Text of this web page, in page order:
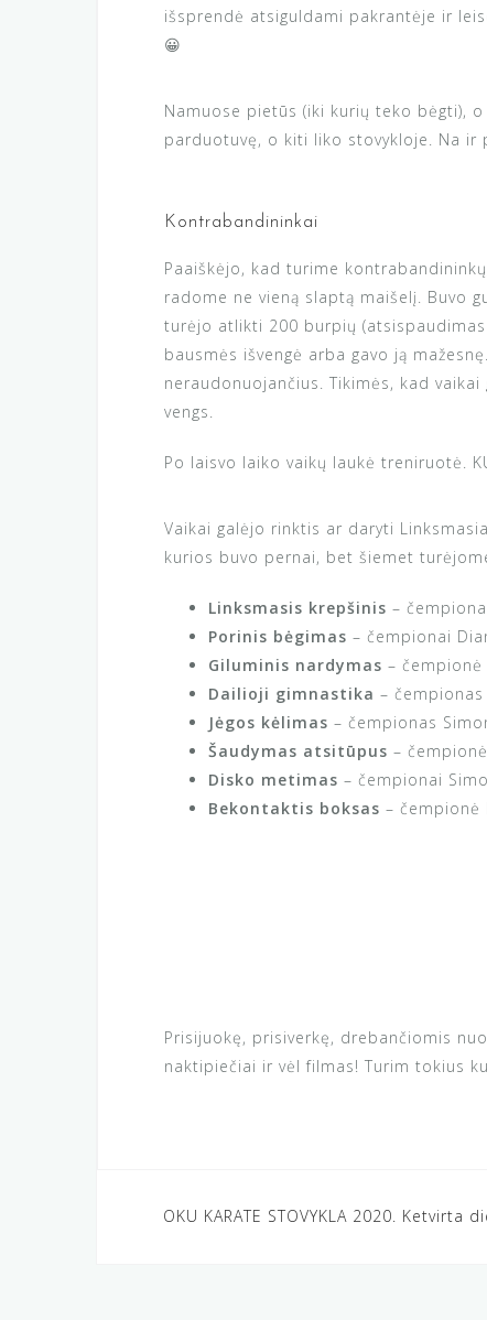
išsprendė atsiguldami pakrantėje ir
😀
Namuose pietūs (iki kurių teko bėgti),
parduotuvę, o kiti liko stovykloje. Na ir
Kontrabandininkai
Paaiškėjo, kad turime
radome ne vieną slaptą maišelį. Buvo
turėjo atlikti 200 burpių
bausmės išvengė arba gavo ją
neraudonuojančius. Tikimės, kad
vengs.
Po laisvo laiko vaikų laukė treniruotė.
Vaikai galėjo rinktis ar daryti
kurios buvo pernai, bet šiemet
Linksmasis krepšinis –
Porinis bėgimas – čempionai
Giluminis nardymas – čempionė
Dailioji gimnastika – čempionas
Jėgos kėlimas – čempionas
Šaudymas atsitūpus –
Disko metimas – čempionai
Bekontaktis boksas – čempionė
Prisijuokę, prisiverkę, drebančiomis
naktipiečiai ir vėl filmas! Turim tokius
Navigacija
OKU KARATE STOVYKLA 2020. Ketvirta